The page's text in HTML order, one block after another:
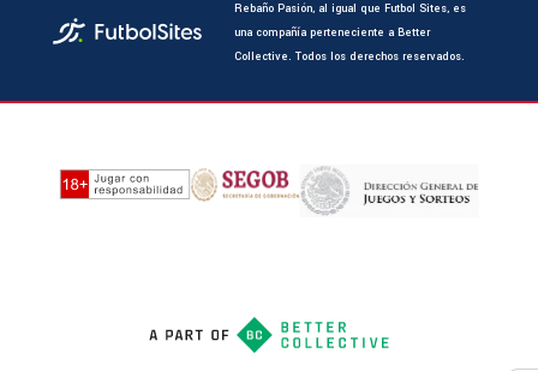
Rebaño Pasión, al igual que Futbol Sites, es
una compañía perteneciente a Better
Collective. Todos los derechos reservados.